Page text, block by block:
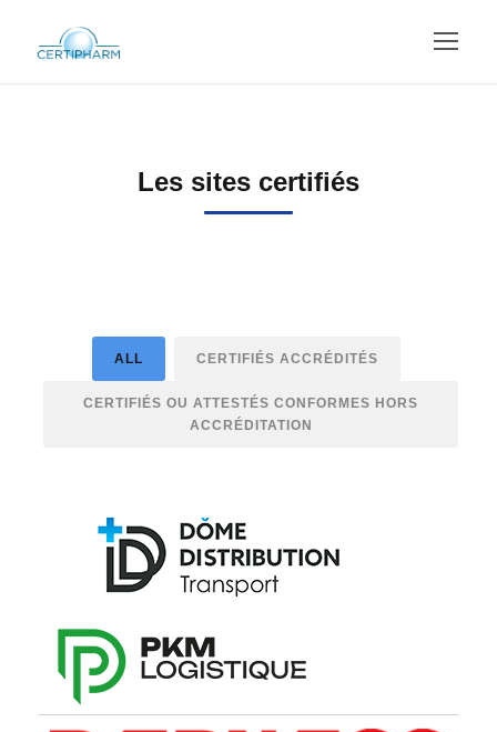
Les sites certifiés
ALL CERTIFIÉS ACCRÉDITÉS
CERTIFIÉS OU ATTESTÉS CONFORMES HORS
ACCRÉDITATION